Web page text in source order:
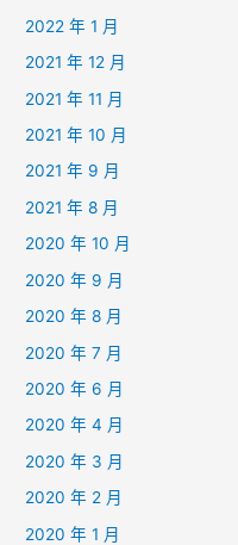
2022 年 1 月
2021 年 12 月
2021 年 11 月
2021 年 10 月
2021 年 9 月
2021 年 8 月
2020 年 10 月
2020 年 9 月
2020 年 8 月
2020 年 7 月
2020 年 6 月
2020 年 4 月
2020 年 3 月
2020 年 2 月
2020 年 1 月